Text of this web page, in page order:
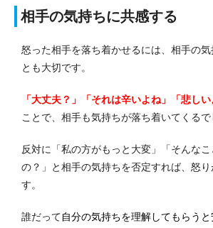
相手の気持ちに共感する
怒った相手を落ち着かせるには、相手の気
とも大切です。
「大丈夫？」「それは辛いよね」「悲し
ことで、相手も気持ちが落ち着いてくるで
反対に「私の方がもっと大変」「そんな
の？」と相手の気持ちを否定すれば、怒り
す。
誰だって自分の気持ちを理解してもらう